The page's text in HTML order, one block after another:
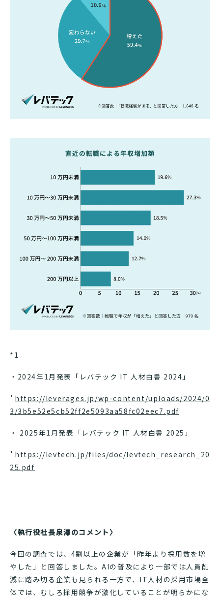
*1
・2024年1月発表「レバテック IT 人材白書 2024」
https://leverages.jp/wp-content/uploads/2024/0
3/3b5e52e5cb52ff2e5093aa58fc02eec7.pdf
・ 2025年1月発表「レバテック IT 人材白書 2025」
https://levtech.jp/files/doc/levtech_research_20
25.pdf
〈執行役社長泉澤のコメント〉
今回の調査では、4割以上の企業が「昨年より採用数を増
やした」と回答しました。AIの普及により一部では人員削
減に踏み切る企業も見られる一方で、IT人材の採用市場全
体では、むしろ採用競争が激化していることが明らかにな